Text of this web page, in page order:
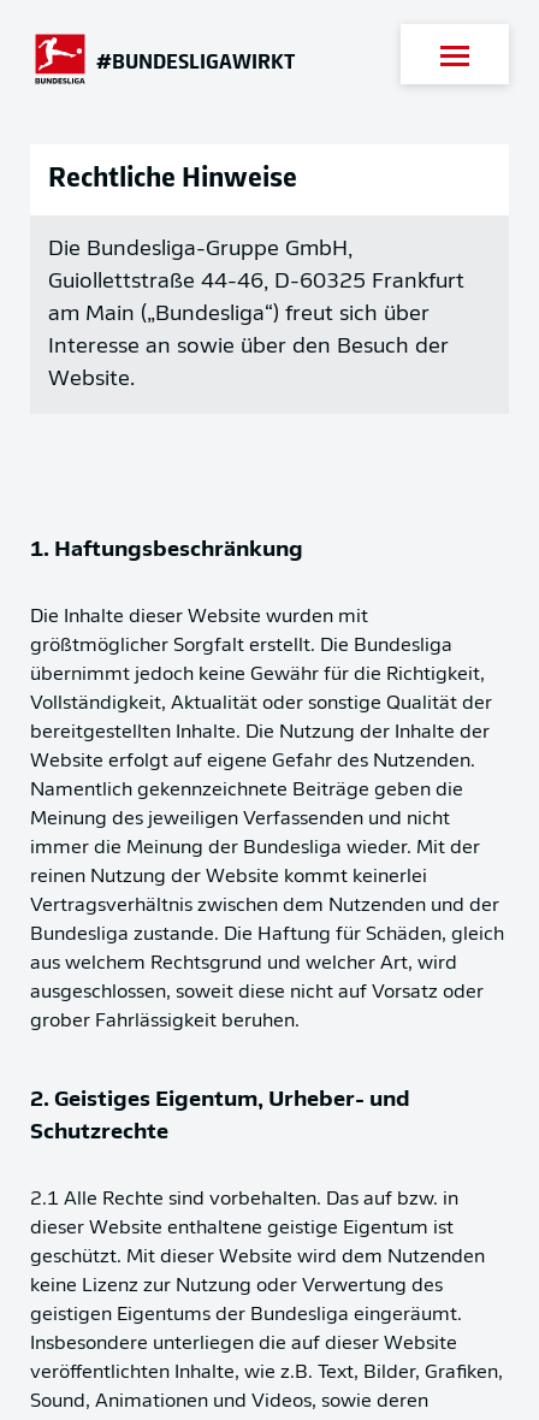
#BUNDESLIGAWIRKT
Suche
Rechtliche Hinweise
Die Bundesliga-Gruppe GmbH,
Guiollettstraße 44-46, D-60325 Frankfurt
am Main („Bundesliga“) freut sich über
Interesse an sowie über den Besuch der
Website.
1. Haftungsbeschränkung
Die Inhalte dieser Website wurden mit
größtmöglicher Sorgfalt erstellt. Die Bundesliga
übernimmt jedoch keine Gewähr für die Richtigkeit,
Vollständigkeit, Aktualität oder sonstige Qualität der
bereitgestellten Inhalte. Die Nutzung der Inhalte der
Website erfolgt auf eigene Gefahr des Nutzenden.
Namentlich gekennzeichnete Beiträge geben die
Meinung des jeweiligen Verfassenden und nicht
immer die Meinung der Bundesliga wieder. Mit der
reinen Nutzung der Website kommt keinerlei
Vertragsverhältnis zwischen dem Nutzenden und der
Bundesliga zustande. Die Haftung für Schäden, gleich
aus welchem Rechtsgrund und welcher Art, wird
ausgeschlossen, soweit diese nicht auf Vorsatz oder
grober Fahrlässigkeit beruhen.
2. Geistiges Eigentum, Urheber- und
Schutzrechte
2.1 Alle Rechte sind vorbehalten. Das auf bzw. in
dieser Website enthaltene geistige Eigentum ist
geschützt. Mit dieser Website wird dem Nutzenden
keine Lizenz zur Nutzung oder Verwertung des
geistigen Eigentums der Bundesliga eingeräumt.
Insbesondere unterliegen die auf dieser Website
veröffentlichten Inhalte, wie z.B. Text, Bilder, Grafiken,
Sound, Animationen und Videos, sowie deren